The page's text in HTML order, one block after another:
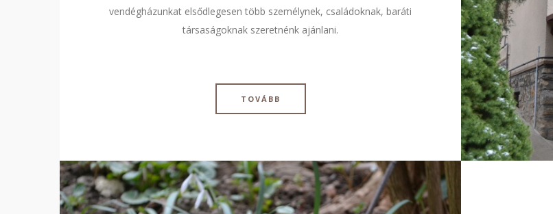
vendégházunkat elsődlegesen több személynek, családoknak, baráti
társaságoknak szeretnénk ajánlani.
TOVÁBB